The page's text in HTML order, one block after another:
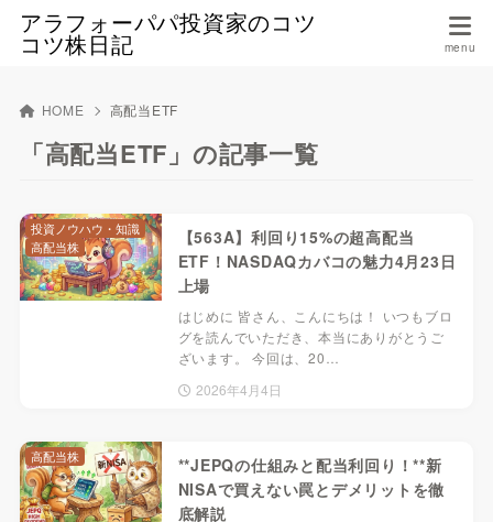
アラフォーパパ投資家のコツ
コツ株日記
HOME 高配当ETF
「高配当ETF」の記事一覧
【563A】利回り15%の超高配当
ETF！NASDAQカバコの魅力4月23日
上場
はじめに 皆さん、こんにちは！ いつもブロ
グを読んでいただき、本当にありがとうご
ざいます。 今回は、20…
2026年4月4日
投資ノウハウ・知識
高配当株
**JEPQの仕組みと配当利回り！**新
NISAで買えない罠とデメリットを徹
底解説
高配当株